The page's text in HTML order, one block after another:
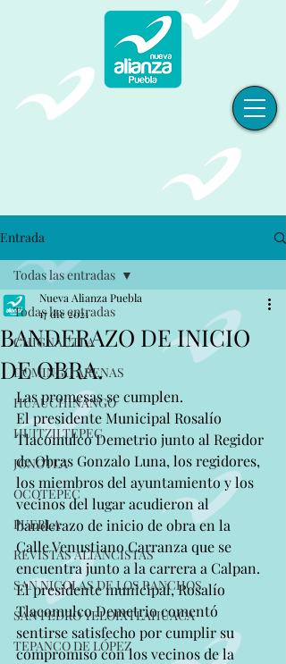
Entrada
Todas las entradas
CHIGNAUTLA
DOMINGO ARENAS
HUAUCHINANGO
HUITZILTEPEC
JONOTLA
OCOTEPEC
PUEBLA
REVISTAS ALIANCISTAS
SAN NICOLAS DE LOS RANCHOS
SAN PEDRO YELOIXTLAHUACA
TEPANCO DE LÓPEZ
Todas las entradas
BANDERAZO DE INICIO
DE OBRA.
Nueva Alianza Puebla
17 dic 2021
Las promesas se cumplen.
El presidente Municipal Rosalío
Tlacomulco Demetrio junto al Regidor
de Obras Gonzalo Luna, los regidores,
los miembros del ayuntamiento y los
vecinos del lugar acudieron al
banderazo de inicio de obra en la
Calle Venustiano Carranza que se
encuentra junto a la carrera a Calpan.
El presidente municipal, Rosalío
Tlacomulco Demetrio comentó
sentirse satisfecho por cumplir su
compromiso con los vecinos de la